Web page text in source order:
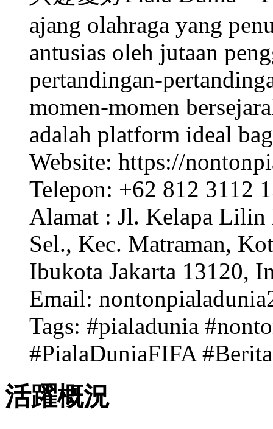
ajang olahraga yang
antusias oleh jutaan
pertandingan-
momen-momen
adalah platform ideal
Website: https://
Telepon: +62 812 3112
Alamat : Jl. Kelapa Lilin
Sel., Kec. Matraman,
Ibukota Jakarta 13120,
Email:
Tags: #pialadunia
#PialaDuniaFIFA
活躍概況